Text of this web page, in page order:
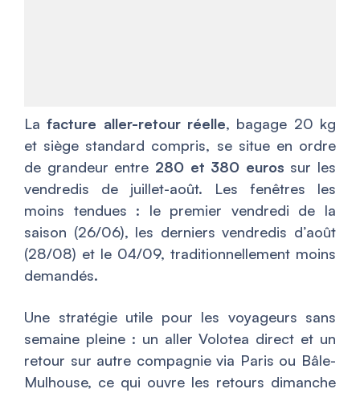
Lafacture aller-retour réelle, bagage 20 kg
et siège standard compris, se situe en ordre
de grandeur entre 280 et 380 euros sur les
vendredis de juillet-août. Les fenêtres les
moins tendues : le premier vendredi de la
saison (26/06), les derniers vendredis d’août
(28/08) et le 04/09, traditionnellement moins
demandés.
Une stratégie utile pour les voyageurs sans
semaine pleine : un aller Volotea direct et un
retour sur autre compagnie via Paris ou Bâle-
Mulhouse, ce qui ouvre les retours dimanche